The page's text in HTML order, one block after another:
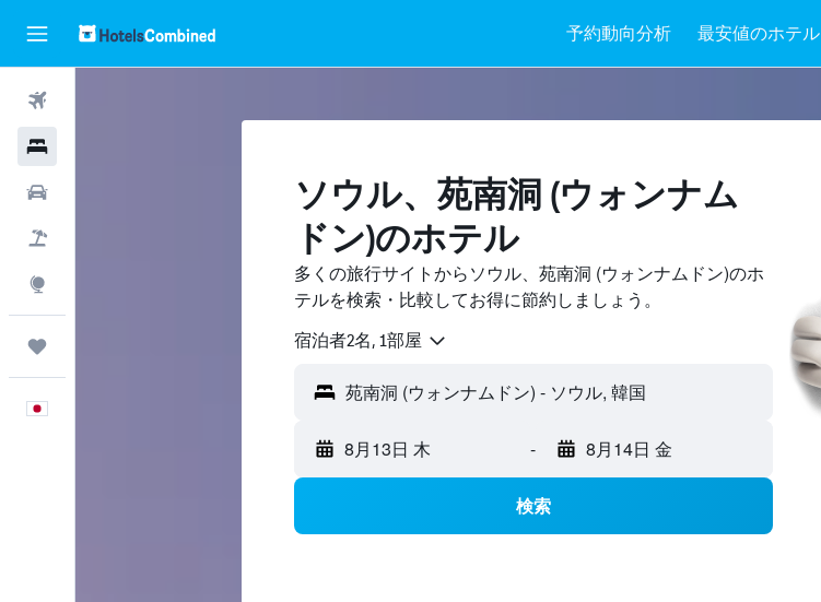
予約動向分析 最安値のホテル
ソウル、苑南洞 (ウォンナム
ドン)のホテル
多くの旅行サイトからソウル、苑南洞 (ウォンナムドン)のホ
テルを検索・比較してお得に節約しましょう。
宿泊者2名, 1​部屋
8月13日 木 - 8月14日 金
検索